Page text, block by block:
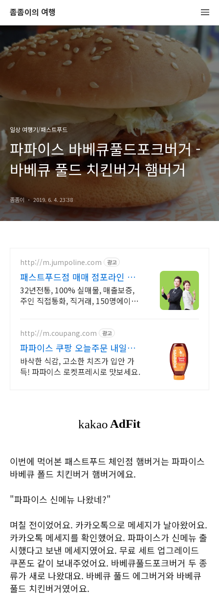
좀좀이의 여행
일상 여행기/패스트푸드
파파이스 바베큐풀드포크버거 -
바베큐 풀드 치킨버거 햄버거
좀좀이 2019. 6. 4. 23:38
http://m.jumpoline.com 광고
패스트푸드점 매매 점포라인 빠
른 직거래 & 안전중개거래
32년전통, 100% 실매물, 매출보증,
주인 직접통화, 직거래, 150명에이전
http://m.coupang.com 광고
파파이스 쿠팡 오늘주문 내일도
착 로켓프레시
바삭한 식감, 고소한 치즈가 입안 가
득! 파파이스 로켓프레시로 맛보세요.
이번에 먹어본 패스트푸드 체인점 햄버거는 파파이스
바베큐 폴드 치킨버거 햄버거에요.
"파파이스 신메뉴 나왔네?"
며칠 전이었어요. 카카오톡으로 메세지가 날아왔어요.
카카오톡 메세지를 확인했어요. 파파이스가 신메뉴 출
시했다고 보낸 메세지였어요. 무료 세트 업그레이드
쿠폰도 같이 보내주었어요. 바베큐풀드포크버거 두 종
류가 새로 나왔대요. 바베큐 풀드 에그버거와 바베큐
풀드 치킨버거였어요.